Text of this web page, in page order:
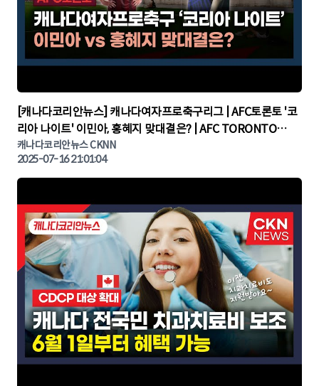
▶
[캐나다코리안뉴스] 캐나다여자프로축구리그 | AFC토론토 '코
리아 나이트' 이민아, 홍혜지 맞대결은? | AFC TORONTO
KOREA NIGHT | 캐나다뉴스 | 토론토뉴스
캐나다코리안뉴스 CKNN
2025-07-16 21:01:04